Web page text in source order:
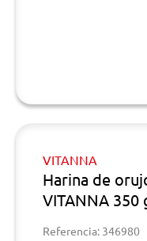
VITANNA
Harina de
VITANNA 350
Referencia: 346980